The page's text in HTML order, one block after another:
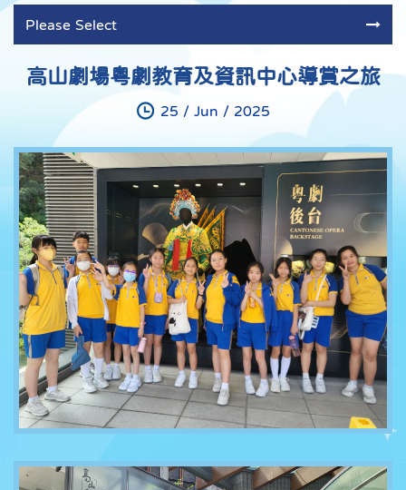
Please Select
高山劇場粵劇教育及資訊中心導賞之旅
25 / Jun / 2025